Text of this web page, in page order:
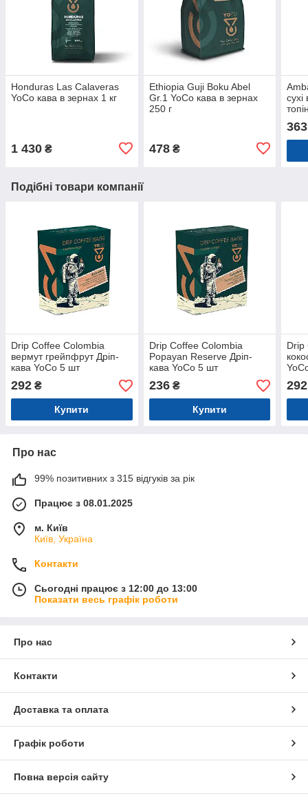
Honduras Las Calaveras
YoCo кава в зернах 1 кг
1 430 ₴
Ethiopia Guji Boku Abel
Gr.1 YoCo кава в зернах
250 г
478₴
363
Подібні товари компанії
Drip Coffee Colombia
вермут грейпфрут Дріп-
кава YoCo 5 шт
292 ₴
Купити
Drip Coffee Colombia
Popayan Reserve Дріп-
кава YoCo 5 шт
236₴
Купити
Drip
292
Про нас
99% позитивних з 315 відгуків за рік
Працює з 08.01.2025
м. Київ
Київ, Україна
Контакти
Сьогодні працює з 12:00 до 13:00
Показати весь графік роботи
Про нас
Контакти
Доставка та оплата
Графік роботи
Повна версія сайту